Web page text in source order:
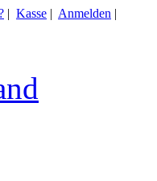
| Kasse | Anmelden |